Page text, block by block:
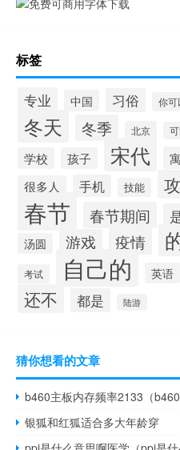
标签
专业 中国 习俗 你可
冬天 冬季 北京
学校
孩子 宋代
很多人 手机 技能
春节 春节期间
汤圆 游戏 疫情
考试 自己的 英语
还不 都是 陆游
猜你想看的文章
b460主板内存频率2133（b460
银狐和红狐适合多大年龄穿